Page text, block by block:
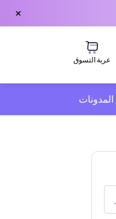
×
عربة التسوق
المدونات